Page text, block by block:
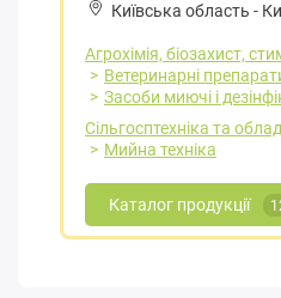
Київська область -
Агрохімія, біозахист,
Ветеринарні
Засоби миючі і
Сільгосптехніка та
Мийна техніка
Каталог продукції